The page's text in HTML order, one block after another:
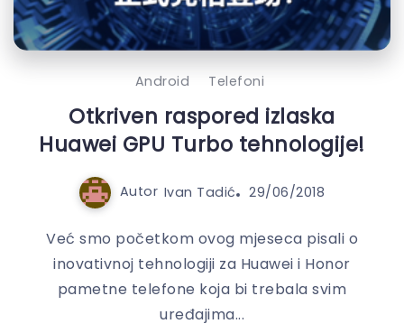
Android Telefoni
Otkriven raspored izlaska
Huawei GPU Turbo tehnologije!
Autor Ivan Tadić 29/06/2018
Već smo početkom ovog mjeseca pisali o
inovativnoj tehnologiji za Huawei i Honor
pametne telefone koja bi trebala svim
uređajima...